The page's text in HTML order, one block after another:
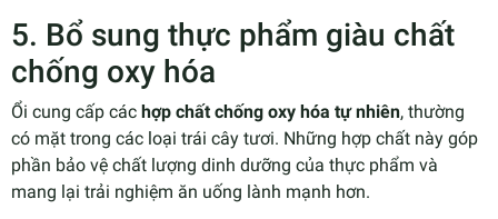
5. Bổ sung thực phẩm giàu chất
chống oxy hóa
Ổi cung cấp các hợp chất chống oxy hóa tự nhiên, thường
có mặt trong các loại trái cây tươi. Những hợp chất này góp
phần bảo vệ chất lượng dinh dưỡng của thực phẩm và
mang lại trải nghiệm ăn uống lành mạnh hơn.